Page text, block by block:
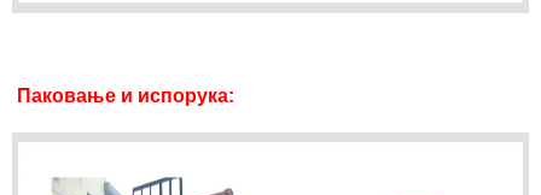
Паковање и испорука: